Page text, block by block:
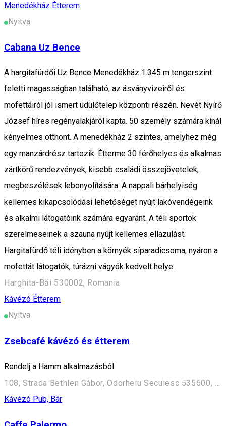
Menedékház Étterem
Nyitva
Cabana Uz Bence
A hargitafürdői Uz Bence Menedékház 1.345 m tengerszint
feletti magasságban található, az ásványvizeiről és
mofettáiról jól ismert üdülőtelep központi részén. Nevét Nyírő
József híres regényalakjáról kapta. 50 személy számára kínál
kényelmes otthont. A menedékház 2 szintes, amelyhez még
egy manzárdrész tartozik. Étterme 30 férőhelyes és alkalmas
zártkörű rendezvények, kisebb családi összejövetelek,
megbeszélések lebonyolítására. A nappali bárhelyiség
kellemes kikapcsolódási lehetőséget nyújt lakóvendégeink
és alkalmi látogatóink számára egyaránt. A téli sportok
szerelmeseinek a szauna nyújt kellemes ellazulást.
Hargitafürdő téli idényben a környék síparadicsoma, nyáron a
mofettát látogatók, túrázni vágyók kedvelt helye.
Harghita-Băi 530002, Romania
Kávézó Étterem
Nyitva
Zsebcafé kávézó és étterem
Rendelj a Hamm alkalmazásból
108, Strada Bethlen Gábor, Odorheiu Secuiesc 535600, Romania
Kávézó Pub, Bár